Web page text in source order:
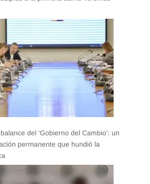
del ‘Gobierno del Cambio’: un
permanente que hundió la